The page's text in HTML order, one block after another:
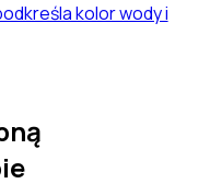
kolor wody i